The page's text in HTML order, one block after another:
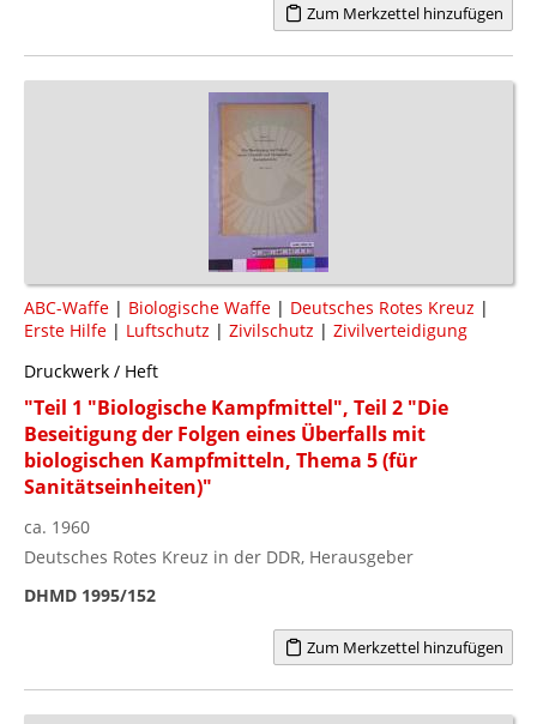
Zum Merkzettel hinzufügen
ABC-Waffe | Biologische Waffe | Deutsches Rotes Kreuz |
Erste Hilfe | Luftschutz | Zivilschutz | Zivilverteidigung
Druckwerk / Heft
"Teil 1 "Biologische Kampfmittel", Teil 2 "Die
Beseitigung der Folgen eines Überfalls mit
biologischen Kampfmitteln, Thema 5 (für
Sanitätseinheiten)"
ca. 1960
Deutsches Rotes Kreuz in der DDR, Herausgeber
DHMD 1995/152
Zum Merkzettel hinzufügen